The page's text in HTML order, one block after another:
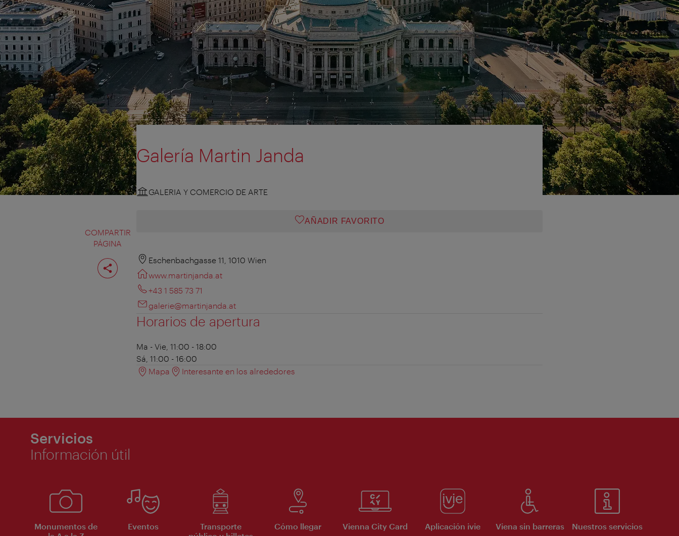
COMPARTIR
PÁGINA
Compartir
página
Galería Martin Janda
GALERIA Y COMERCIO DE ARTE
AÑADIR FAVORITO
Eschenbachgasse 11, 1010 Wien
www.martinjanda.at
+43 1 585 73 71
galerie@martinjanda.at
Horarios de apertura
Ma - Vie, 11:00 - 18:00
Sá, 11:00 - 16:00
Mapa
Interesante en los alrededores
Servicios
Información útil
Monumentos de
Eventos
Transporte
Cómo llegar Vienna City Card Aplicación ivie Viena sin barreras Nuestros servicios